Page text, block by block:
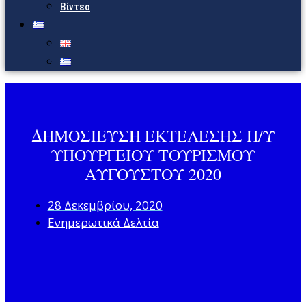
Βίντεο
ΔΗΜΟΣΙΕΥΣΗ ΕΚΤΕΛΕΣΗΣ Π/Υ
ΥΠΟΥΡΓΕΙΟΥ ΤΟΥΡΙΣΜΟΥ
ΑΥΓΟΥΣΤΟΥ 2020
28 Δεκεμβρίου, 2020
Ενημερωτικά Δελτία